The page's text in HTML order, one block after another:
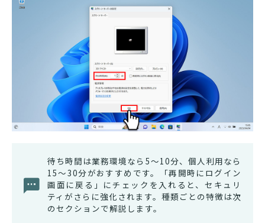
待ち時間は業務環境なら5〜10分、個人利用なら
15〜30分がおすすめです。「再開時にログイン
画面に戻る」にチェックを入れると、セキュリ
ティがさらに強化されます。種類ごとの特徴は次
のセクションで解説します。